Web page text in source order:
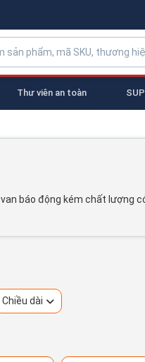
Thư viên an toàn
báo động kém chất lượng
Chiều dài